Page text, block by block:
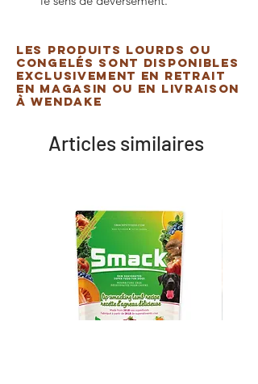
Les produits lourds ou
congelés sont disponibles
exclusivement en retrait
en magasin ou en livraison
à Wendake
Articles similaires